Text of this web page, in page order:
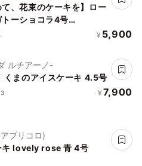
て、花束のケーキを】ロー
トーショコラ4号
》
¥ 5,900
ルチアーノ-
くまのアイスケーキ 4.5号
¥ 7,900
ブリコロ)
キ lovely rose 青 4号